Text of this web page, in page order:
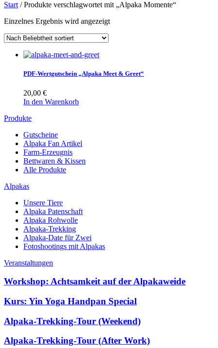
Start / Produkte verschlagwortet mit „Alpaka Momente“
Einzelnes Ergebnis wird angezeigt
PDF-Wertgutschein „Alpaka Meet & Greet“
20,00 €
In den Warenkorb
Produkte
Gutscheine
Alpaka Fan Artikel
Farm-Erzeugnis
Bettwaren & Kissen
Alle Produkte
Alpakas
Unsere Tiere
Alpaka Patenschaft
Alpaka Rohwolle
Alpaka-Trekking
Alpaka-Date für Zwei
Fotoshootings mit Alpakas
Veranstaltungen
Workshop: Achtsamkeit auf der Alpakaweide
Kurs: Yin Yoga Handpan Special
Alpaka-Trekking-Tour (Weekend)
Alpaka-Trekking-Tour (After Work)